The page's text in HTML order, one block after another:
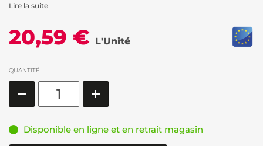
Lire la suite
20,59 € L'Unité
QUANTITÉ
Disponible en ligne et en retrait magasin